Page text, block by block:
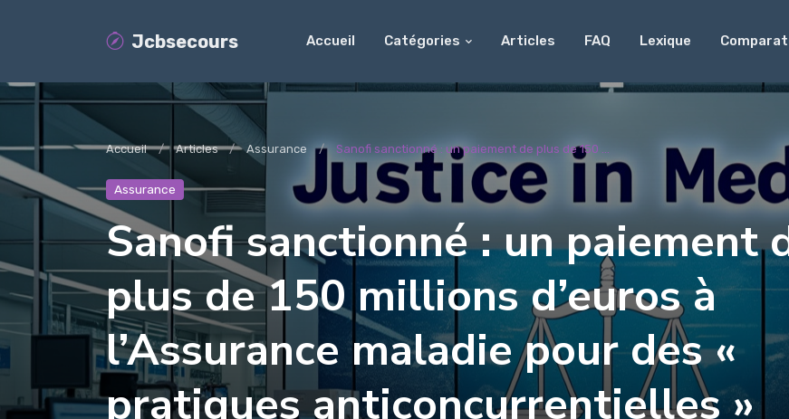
Jcbsecours Accueil Catégories Articles FAQ Lexique
Accueil Articles Assurance Sanofi sanctionné : un paiement de plus de 150 ...
Assurance
Sanofi sanctionné : un paiement
plus de 150 millions d’euros à
l’Assurance maladie pour des «
pratiques anticoncurrentielles »